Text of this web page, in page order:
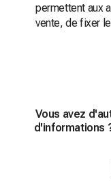
permettent aux
vente, de fixer
Vous avez
d'informations